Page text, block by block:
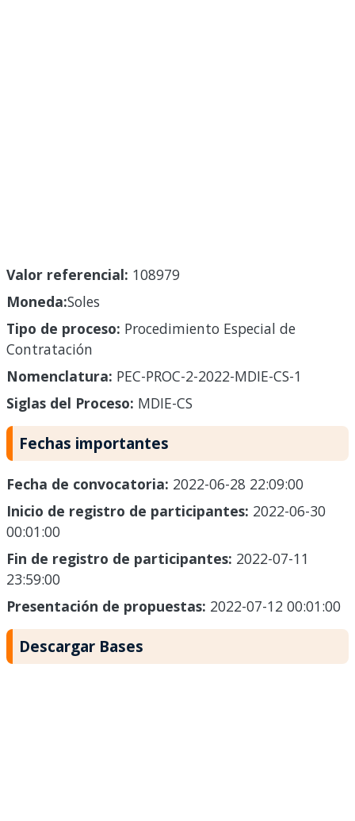
Valor referencial: 108979
Moneda:Soles
Tipo de proceso: Procedimiento Especial de
Contratación
Nomenclatura: PEC-PROC-2-2022-MDIE-CS-1
Siglas del Proceso: MDIE-CS
Fechas importantes
Fecha de convocatoria: 2022-06-28 22:09:00
Inicio de registro de participantes: 2022-06-30
00:01:00
Fin de registro de participantes: 2022-07-11
23:59:00
Presentación de propuestas: 2022-07-12 00:01:00
Descargar Bases